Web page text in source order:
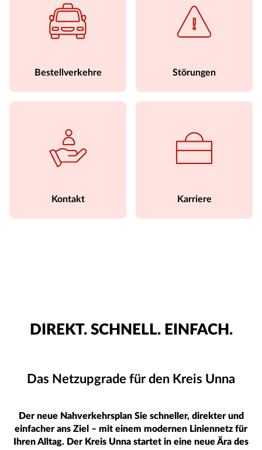
Bestellverkehre Störungen
Kontakt Karriere
DIREKT. SCHNELL. EINFACH.
Das Netzupgrade für den Kreis Unna
Der neue Nahverkehrsplan Sie schneller, direkter und
einfacher ans Ziel – mit einem modernen Liniennetz für
Ihren Alltag. Der Kreis Unna startet in eine neue Ära des